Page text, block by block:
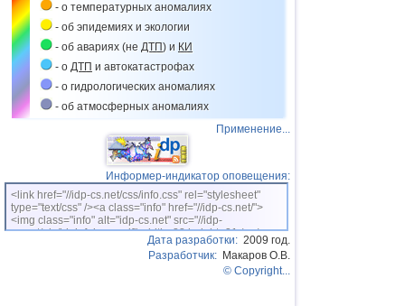
- о температурных аномалиях
- об эпидемиях и экологии
- об авариях (не ДТП) и КИ
- о ДТП и автокатастрофах
- о гидрологических аномалиях
- об атмосферных аномалиях
Применение...
Информер-индикатор оповещения:
<link href="//idp-cs.net/css/info.css" rel="stylesheet"
type="text/css" /><a class="info" href="//idp-cs.net/">
<img class="info" alt="idp-cs.net" src="//idp-
cs.net/pix/idpinfok_sm.gif" width=88 height=31 /></a>
Дата разработки: 2009 год.
Разработчик: Макаров О.В.
© Copyright...